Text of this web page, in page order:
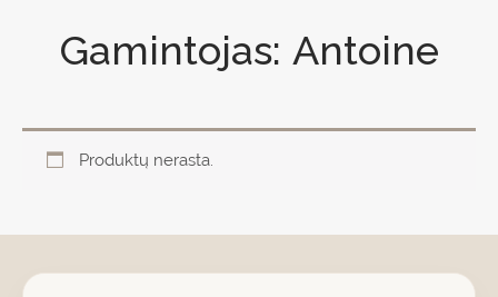
Gamintojas: Antoine
Produktų nerasta.